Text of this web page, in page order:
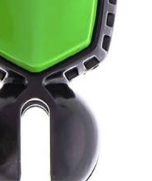
ČERPADLO S MĚŘÁKEM
Kč